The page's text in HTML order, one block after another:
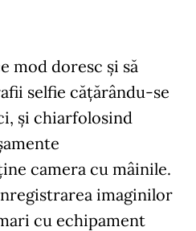
mod doresc şi să
selfie căţărându-se
şi chiarfolosind
camera cu mâinile.
imaginilor
cu echipament